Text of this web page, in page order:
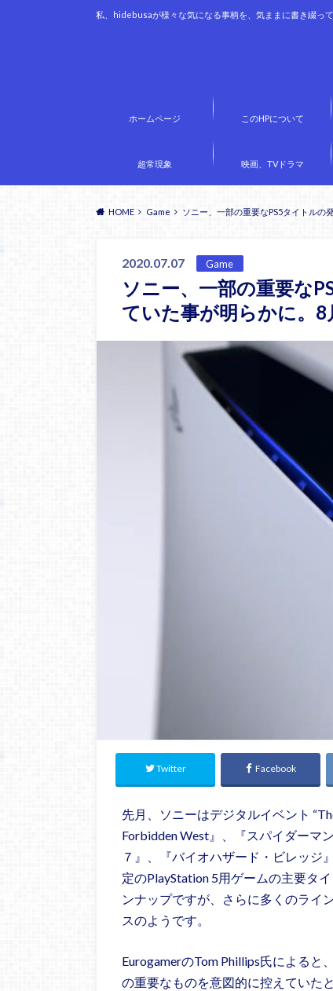
私、hidebusaが様々な気になる事柄を、気ままに書き綴って
ホームページ このHPについて
超常現象 映画、TVドラマ
HOME Game ソニー、一部の重要なPS5タイトルの
2020.07.07 Game
ソニー、一部の重要な
ていた事が明らかに。8
Twitter Facebook
先月、ソニーはデジタルイベント
Forbidden West』、『スパイダーマ
７』、『バイオハザード・ビレッジ
定のPlayStation 5用ゲームの主要タ
ンナップですが、さらに多くのライ
スのようです。
EurogamerのTom Phillips氏による
の重要なものを意図的に控えていた